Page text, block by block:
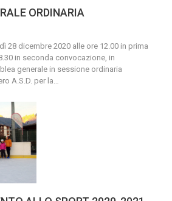
ORDINARIA
28 dicembre 2020 alle ore 12.00 in prima
in seconda convocazione, in
generale in sessione ordinaria
A.S.D. per la